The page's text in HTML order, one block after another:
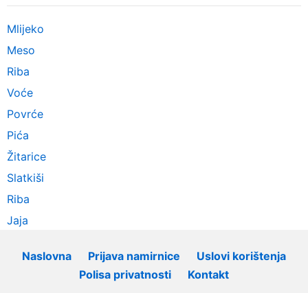
Mlijeko
Meso
Riba
Voće
Povrće
Pića
Žitarice
Slatkiši
Riba
Jaja
Naslovna Prijava namirnice
Uslovi korištenja
Polisa privatnosti
Kontakt